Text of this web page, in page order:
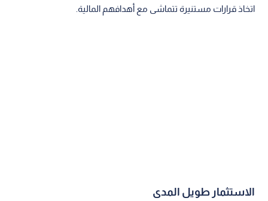
اتخاذ قرارات مستنيرة تتماشى مع أهدافهم المالية.
الاستثمار طويل المدى